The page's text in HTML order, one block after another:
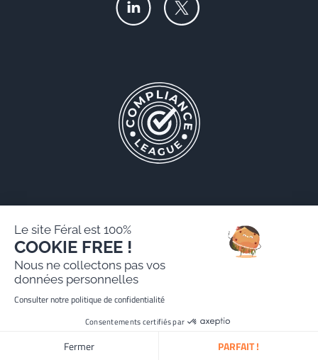
Mentions légales
Politique de protection des données personnelles
Site réalisé par Paradygm
Le site Féral est 100%
COOKIE FREE !
Nous ne collectons pas vos
données personnelles
Consulter notre politique de confidentialité
Consentements certifiés par
Fermer PARFAIT !